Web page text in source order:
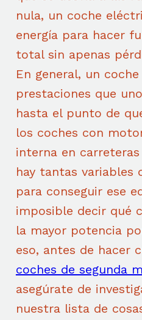
nula, un coche
energía para hacer
total sin apenas
En general, un
prestaciones que
hasta el punto de
los coches con
interna en
hay tantas variables
para conseguir ese
imposible decir qué
la mayor potencia
eso, antes de hacer
coches de segunda
asegúrate de
nuestra lista de